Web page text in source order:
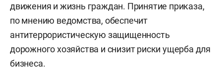
движения и жизнь граждан. Принятие приказа,
по мнению ведомства, обеспечит
антитеррористическую защищенность
дорожного хозяйства и снизит риски ущерба для
бизнеса.